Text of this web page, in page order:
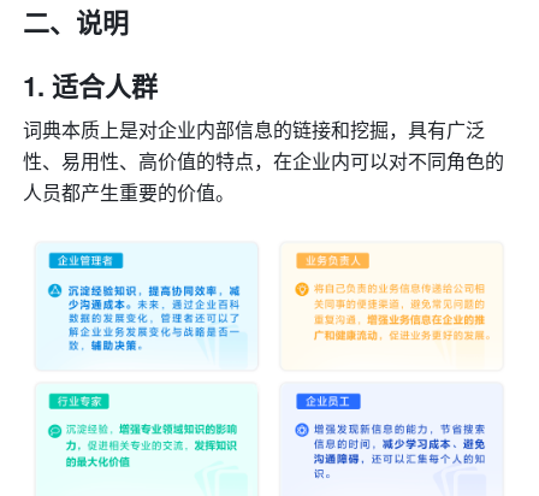
二、说明
适合人群
词典本质上是对企业内部信息的链接和挖掘，具有广泛
性、易用性、高价值的特点，在企业内可以对不同角色的
人员都产生重要的价值。